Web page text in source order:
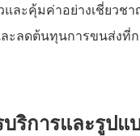
และคุ้มค่าอย่างเชี่ยวช
ะลดต้นทุนการขนส่งที่ก
ริการและรูปแ